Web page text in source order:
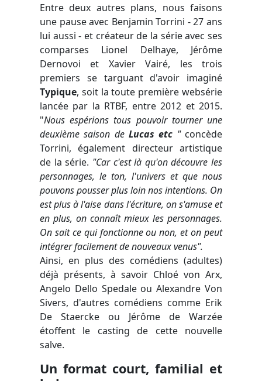
Entre deux autres plans, nous faisons
une pause avec Benjamin Torrini - 27 ans
lui aussi - et créateur de la série avec ses
comparses Lionel Delhaye, Jérôme
Dernovoi et Xavier Vairé, les trois
premiers se targuant d'avoir imaginé
Typique, soit la toute première websérie
lancée par la RTBF, entre 2012 et 2015.
"Nous espérions tous pouvoir tourner une
deuxième saison de Lucas etc " concède
Torrini, également directeur artistique
de la série. "Car c'est là qu'on découvre les
personnages, le ton, l'univers et que nous
pouvons pousser plus loin nos intentions. On
est plus à l'aise dans l'écriture, on s'amuse et
en plus, on connaît mieux les personnages.
On sait ce qui fonctionne ou non, et on peut
intégrer facilement de nouveaux venus".
Ainsi, en plus des comédiens (adultes)
déjà présents, à savoir Chloé von Arx,
Angelo Dello Spedale ou Alexandre Von
Sivers, d'autres comédiens comme Erik
De Staercke ou Jérôme de Warzée
étoffent le casting de cette nouvelle
salve.
Un format court, familial et